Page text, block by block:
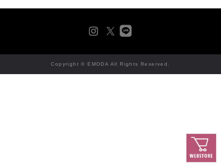
Copyright © EMODA All Rights Reserved.